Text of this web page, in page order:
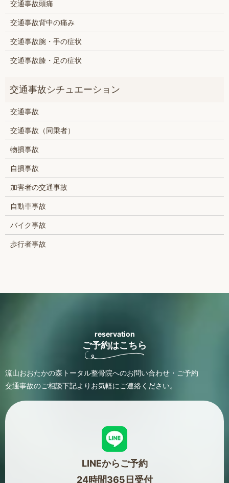
交通事故頭痛
交通事故背中の痛み
交通事故腕・手の症状
交通事故膝・足の症状
交通事故
交通事故（同乗者）
物損事故
自損事故
加害者の交通事故
自動車事故
バイク事故
歩行者事故
reservation
ご予約はこちら
流山おおたかの森トータル整骨院へのお問い合わせ・ご予約
交通事故のご相談下記よりお気軽にご連絡ください。
LINEからご予約
24時間365日受付